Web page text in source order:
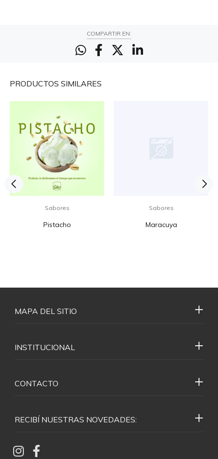
COMPARTIR EN:
PRODUCTOS SIMILARES
Sabores
Pistacho
Sabores
Maracuya
RECIBÍ NUESTRAS NOVEDADES:
MAPA DEL SITIO
INSTITUCIONAL
CONTACTO